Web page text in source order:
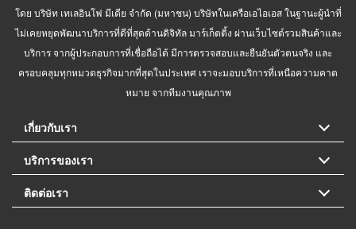
โดย บริษัท เทเลอินโฟ มีเดีย จำกัด (มหาชน) บริษัทในเครือเอไอเอส ในฐานะผู้นำที่
ไม่เคยหยุดพัฒนาบริการที่ดีที่สุดด้านดิจิทัล มาร์เก็ตติ้ง ผ่านเว็บไซต์รวมสินค้าและ
บริการ จากผู้ประกอบการที่เชื่อถือได้ มีการตรวจสอบและยืนยันตัวตนจริง และ
ครอบคลุมทุกหมวดธุรกิจมากที่สุดในประเทศ เราจะมอบบริการที่เหนือความคาด
หมาย จากทีมงานคุณภาพ
เกี่ยวกับเรา
บริการของเรา
ติดต่อเรา